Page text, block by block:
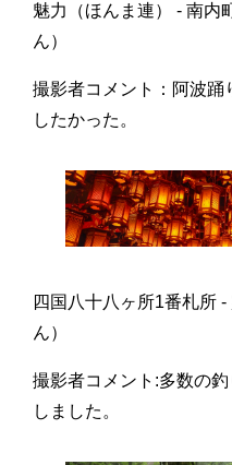
魅力（ほんま連） - 南内
ん）
撮影者コメント：阿波踊
したかった。
四国八十八ヶ所1番札所
ん）
撮影者コメント:多数の
しました。